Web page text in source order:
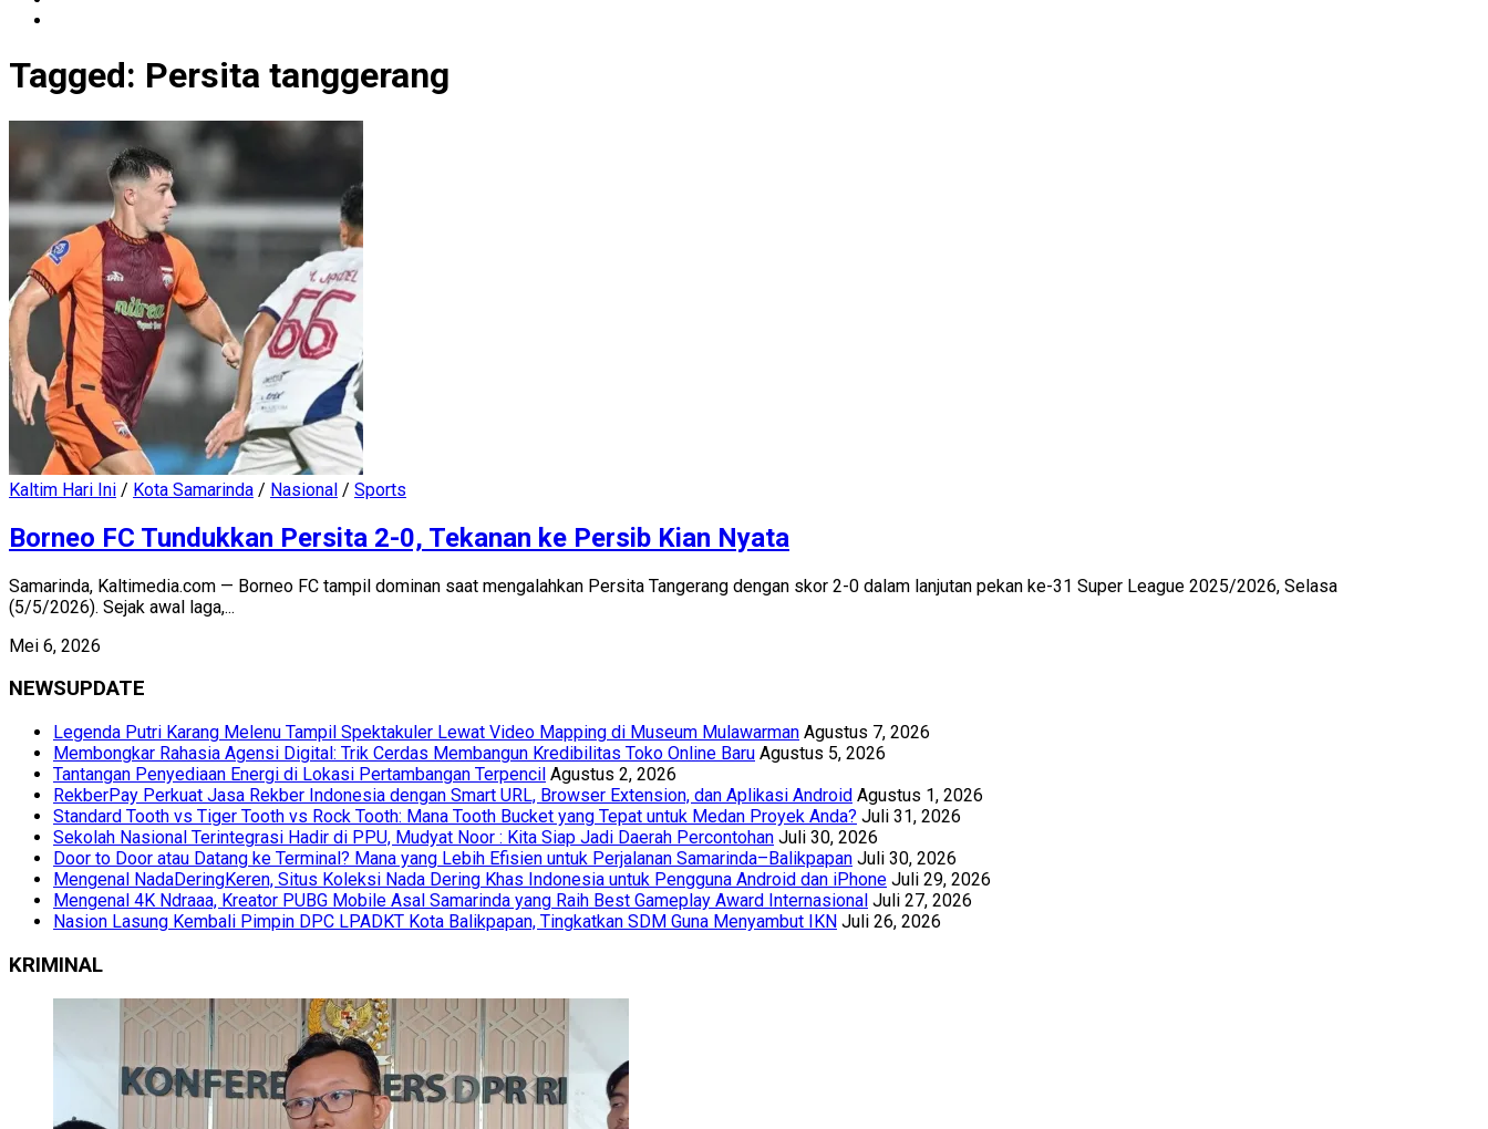
Tagged: Persita tanggerang
Kaltim Hari Ini / Kota Samarinda / Nasional / Sports
Borneo FC Tundukkan Persita 2-0, Tekanan ke Persib Kian Nyata
Samarinda, Kaltimedia.com — Borneo FC tampil dominan saat mengalahkan Persita Tangerang dengan skor 2-0 dalam lanjutan pekan ke-31 Super League 2025/2026, Selasa
(5/5/2026). Sejak awal laga,...
Mei 6, 2026
NEWSUPDATE
Legenda Putri Karang Melenu Tampil Spektakuler Lewat Video Mapping di Museum Mulawarman Agustus 7, 2026
Membongkar Rahasia Agensi Digital: Trik Cerdas Membangun Kredibilitas Toko Online Baru Agustus 5, 2026
Tantangan Penyediaan Energi di Lokasi Pertambangan Terpencil Agustus 2, 2026
RekberPay Perkuat Jasa Rekber Indonesia dengan Smart URL, Browser Extension, dan Aplikasi Android Agustus 1, 2026
Standard Tooth vs Tiger Tooth vs Rock Tooth: Mana Tooth Bucket yang Tepat untuk Medan Proyek Anda? Juli 31, 2026
Sekolah Nasional Terintegrasi Hadir di PPU, Mudyat Noor : Kita Siap Jadi Daerah Percontohan Juli 30, 2026
Door to Door atau Datang ke Terminal? Mana yang Lebih Efisien untuk Perjalanan Samarinda–Balikpapan Juli 30, 2026
Mengenal NadaDeringKeren, Situs Koleksi Nada Dering Khas Indonesia untuk Pengguna Android dan iPhone Juli 29, 2026
Mengenal 4K Ndraaa, Kreator PUBG Mobile Asal Samarinda yang Raih Best Gameplay Award Internasional Juli 27, 2026
Nasion Lasung Kembali Pimpin DPC LPADKT Kota Balikpapan, Tingkatkan SDM Guna Menyambut IKN Juli 26, 2026
KRIMINAL